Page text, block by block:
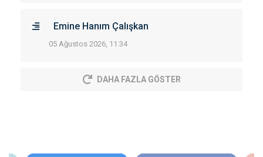
Emine Hanım Çalışkan
05 Ağustos 2026, 11:34
DAHA FAZLA GÖSTER